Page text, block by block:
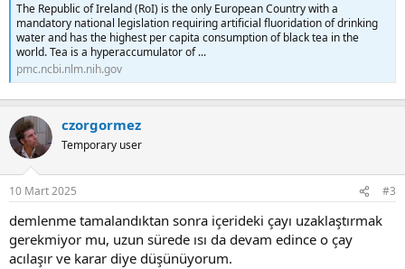
The Republic of Ireland (RoI) is the only European Country with a
mandatory national legislation requiring artificial fluoridation of drinking
water and has the highest per capita consumption of black tea in the
world. Tea is a hyperaccumulator of ...
pmc.ncbi.nlm.nih.gov
czorgormez
Temporary user
10 Mart 2025 #3
demlenme tamalandıktan sonra içerideki çayı uzaklaştırmak
gerekmiyor mu, uzun sürede ısı da devam edince o çay
acılaşır ve karar diye düşünüyorum.